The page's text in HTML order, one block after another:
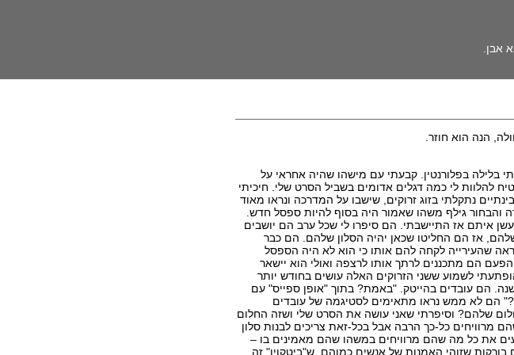
אבן.
הנה הוא חוזר.
הסתובבתי בלילה בפלורנטין. קבעתי עם מישהו שהיה אחראי על
להלוות לי כמה דגלים אדומים בשביל הסרט שלי. חיכיתי
נתקלתי בזוג זרוקים, שישבו על המדרכה ונראו מאוד
והבחור גילף משהו שאמור היה בסוף להיות ספסל חדש.
איתם אז התיישבתי. הם סיפרו לי שכל ערב הם יושבים
אז הם החליטו שכאן יהיה הסלון שלהם. הם כבר
שהעירייה לקחה להם אותו כי הוא לא היה הספסל
הם מתכננים לרתך אותו לרצפה ואולי הוא יישאר
לשמוע ששני הזרוקים האלה עושים בחודש יותר
הם עובדים בהייטק. "באמת? בתוך "אופן ספייס" עם
הם לא ממש נראו מתאימים לסטיגמה של עובדים
שלהם? וסיפרתי שאני עושה את הסרט שלי ושזה החלום
מרוויחים כל-כך הרבה אבל בכל-זאת צריכים לבנות סלון
את כל מה שהם מרוויחים במשהו שהם מאמינים בו –
בורקות שזוהי האמנות של אנשים כמוהם, ש"ביטקוין" זה